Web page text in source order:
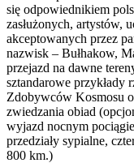
się odpowiednikiem
zasłużonych, artystów,
akceptowanych przez
nazwisk – Bułhakow,
przejazd na dawne
sztandarowe przykłady
Zdobywców Kosmosu
zwiedzania obiad
wyjazd nocnym
przedziały sypialne,
800 km.)